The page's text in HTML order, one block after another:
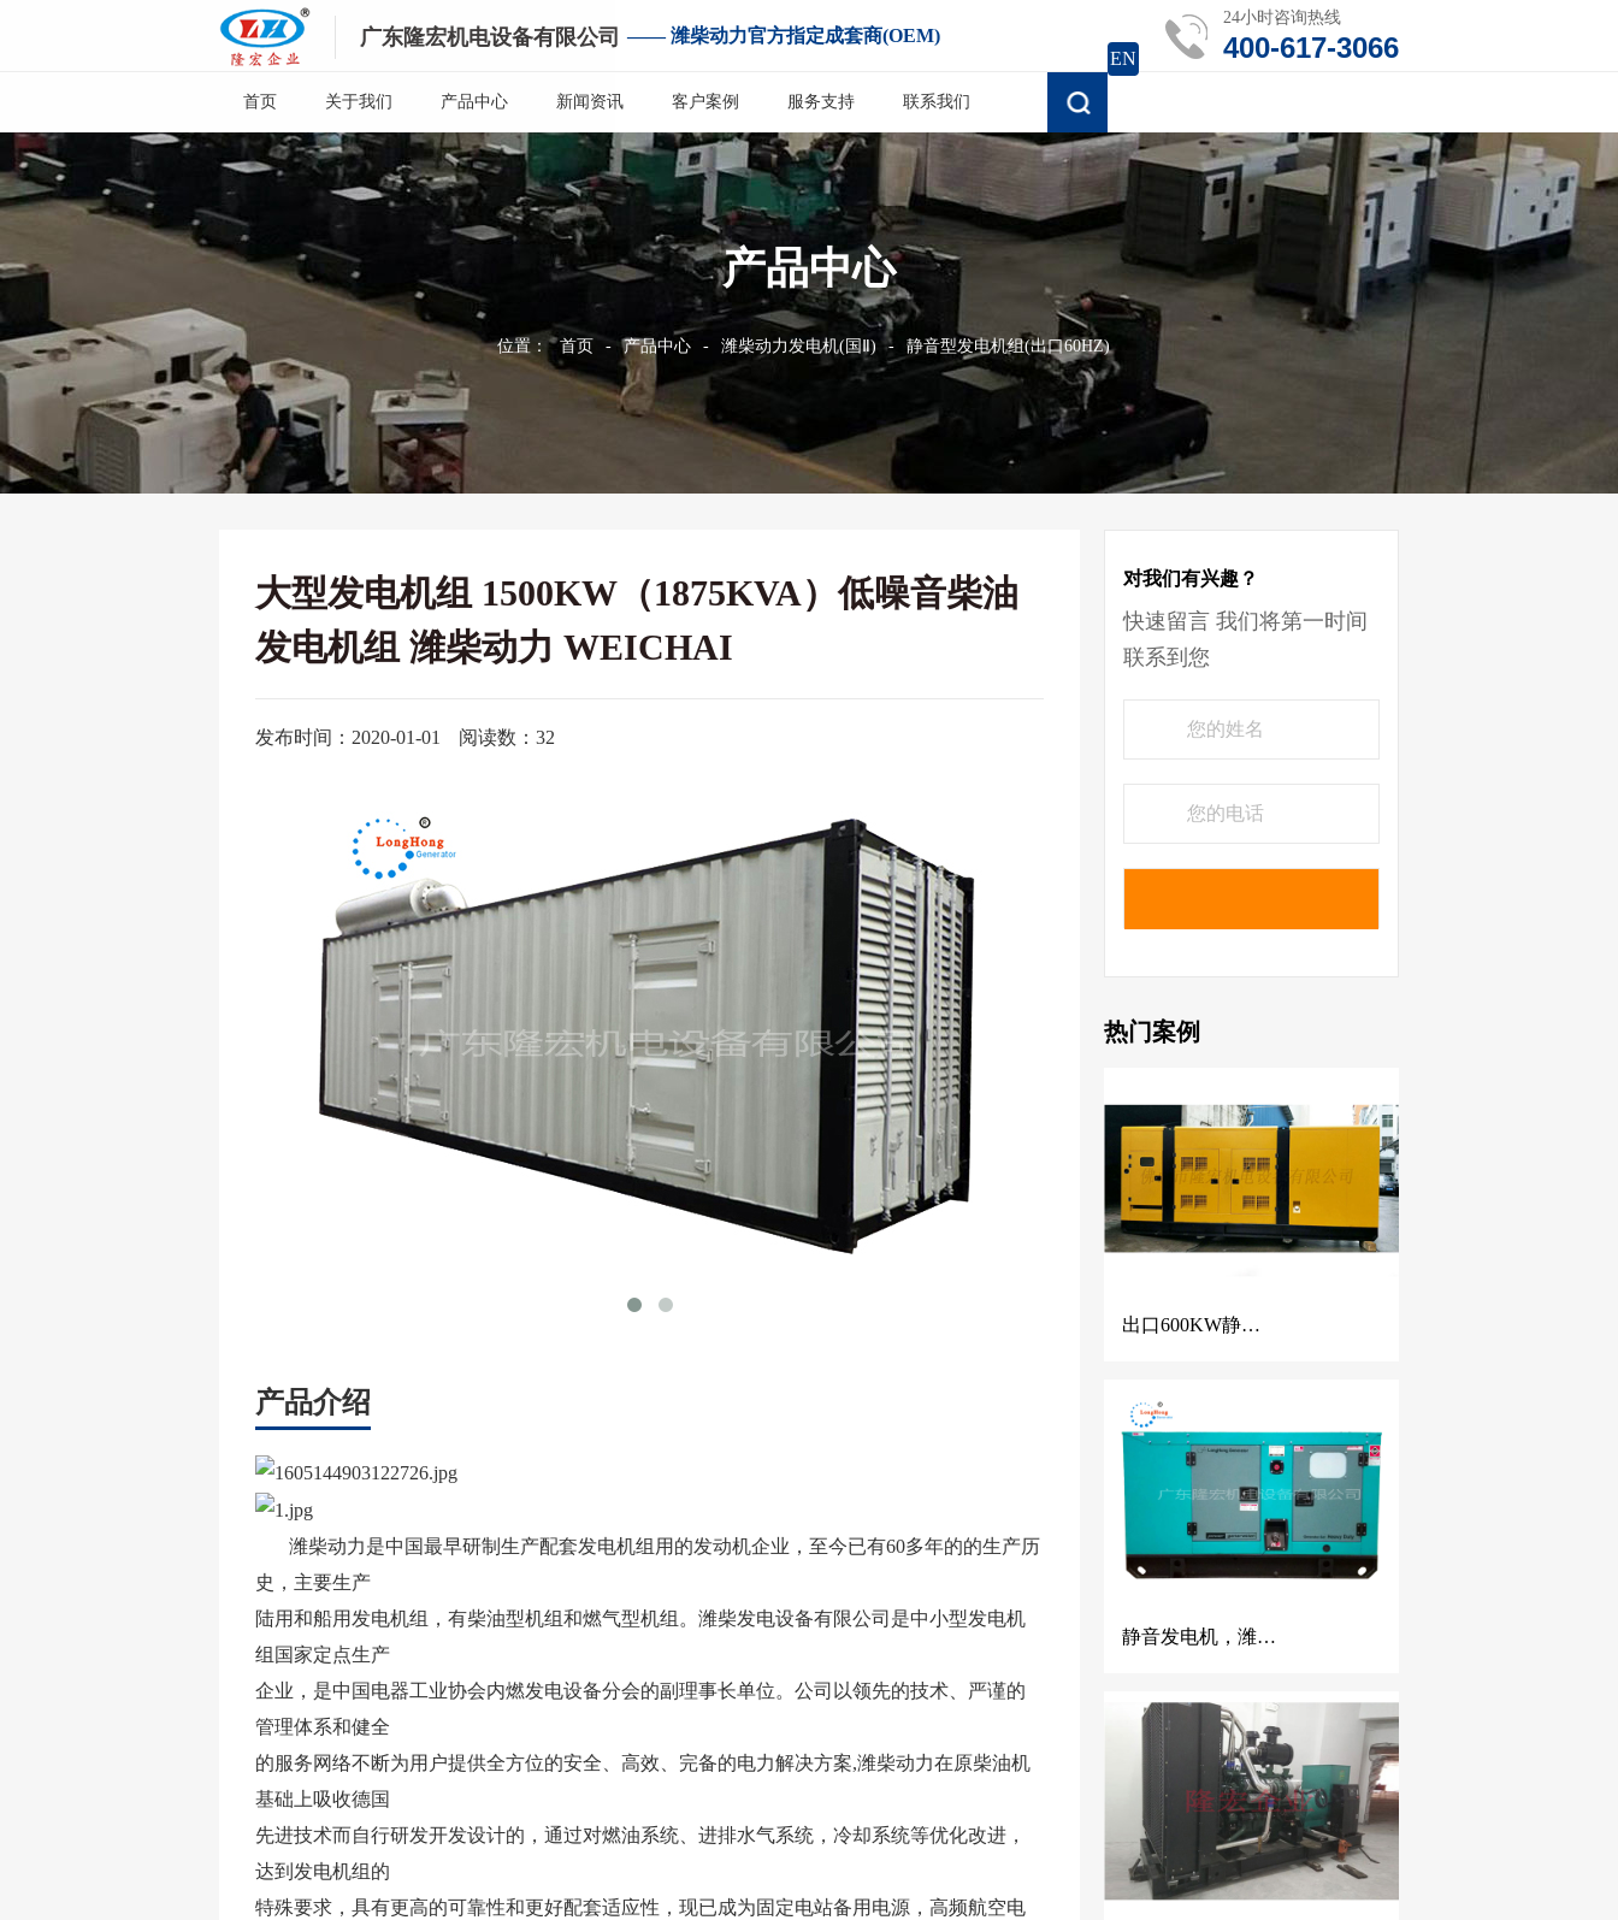
广东隆宏机电设备有限公司
—— 潍柴动力官方指定成套商(OEM)
EN
24小时咨询热线
400-617-3066
首页 关于我们 产品中心 新闻资讯 客户案例 服务支持 联系我们
产品中心
位置： 首页 - 产品中心 - 潍柴动力发电机(国Ⅱ) - 静音型发电机组(出口60HZ)
大型发电机组 1500KW（1875KVA）低噪音柴油
发电机组 潍柴动力 WEICHAI
发布时间：2020-01-01 阅读数：32
产品介绍
潍柴动力是中国最早研制生产配套发电机组用的发动机企业，至今已有60多年的的生产历
史，主要生产
陆用和船用发电机组，有柴油型机组和燃气型机组。潍柴发电设备有限公司是中小型发电机
组国家定点生产
企业，是中国电器工业协会内燃发电设备分会的副理事长单位。公司以领先的技术、严谨的
管理体系和健全
的服务网络不断为用户提供全方位的安全、高效、完备的电力解决方案,潍柴动力在原柴油机
基础上吸收德国
先进技术而自行研发开发设计的，通过对燃油系统、进排水气系统，冷却系统等优化改进，
达到发电机组的
特殊要求，具有更高的可靠性和更好配套适应性，现已成为固定电站备用电源，高频航空电
对我们有兴趣？
快速留言 我们将第一时间
联系到您
热门案例
出口600KW静音发电机 玉柴柴油发电机组
静音发电机，潍柴静音发电机，静音发电机工厂，佛山静音发电机厂家